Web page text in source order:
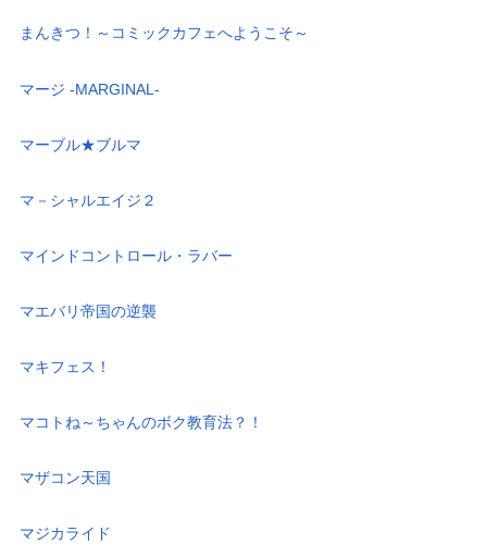
まんきつ！～コミックカフェへようこそ～
マージ -MARGINAL-
マーブル★ブルマ
マ－シャルエイジ２
マインドコントロール・ラバー
マエバリ帝国の逆襲
マキフェス！
マコトね～ちゃんのボク教育法？！
マザコン天国
マジカライド